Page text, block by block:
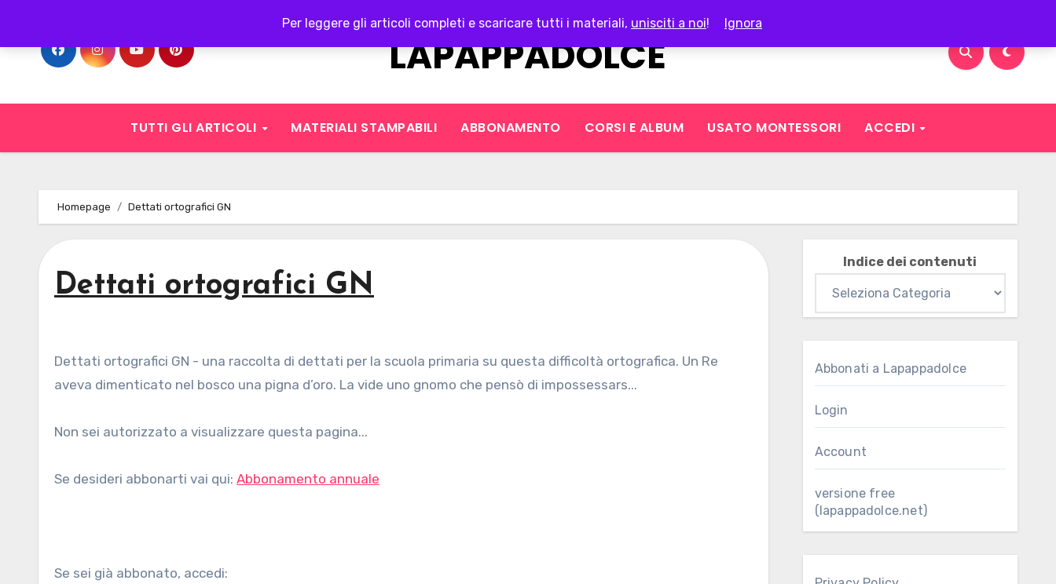
Per leggere gli articoli completi e scaricare tutti i materiali, unisciti a noi! Ignora
content
LAPAPPADOLCE
TUTTI GLI ARTICOLI MATERIALI STAMPABILI ABBONAMENTO CORSI E ALBUM USATO MONTESSORI ACCEDI
Homepage Dettati ortografici GN
Dettati ortografici GN
Dettati ortografici GN - una raccolta di dettati per la scuola primaria su questa difficoltà ortografica. Un Re
aveva dimenticato nel bosco una pigna d’oro. La vide uno gnomo che pensò di impossessars...
Non sei autorizzato a visualizzare questa pagina...
Se desideri abbonarti vai qui: Abbonamento annuale
Se sei già abbonato, accedi:
Indice dei contenuti
Abbonati a Lapappadolce
Login
Account
versione free
(lapappadolce.net)